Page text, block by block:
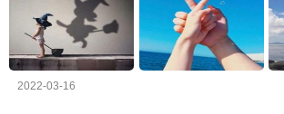
2022-03-16